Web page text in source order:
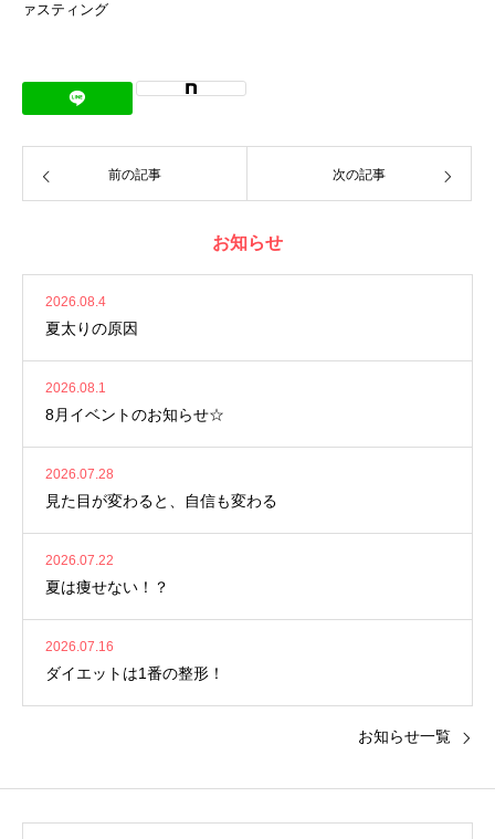
ァスティング⁡
前の記事 次の記事
お知らせ
2026.08.4
夏太りの原因
2026.08.1
8月イベントのお知らせ☆
2026.07.28
見た目が変わると、自信も変わる
2026.07.22
夏は痩せない！？
2026.07.16
ダイエットは1番の整形！
お知らせ一覧